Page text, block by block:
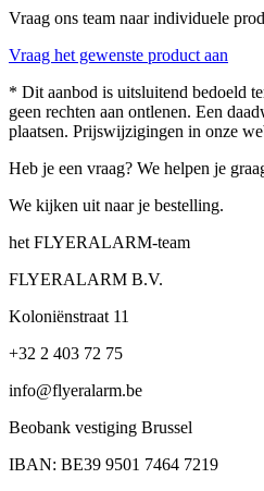
Vraag ons team naar individuele
Vraag het gewenste product aan
* Dit aanbod is uitsluitend bedoeld
geen rechten aan ontlenen. Een
plaatsen. Prijswijzigingen in onze
Heb je een vraag? We helpen je
We kijken uit naar je bestelling.
het FLYERALARM-team
FLYERALARM B.V.
Koloniënstraat 11
+32 2 403 72 75
info@flyeralarm.be
Beobank vestiging Brussel
IBAN: BE39 9501 7464 7219